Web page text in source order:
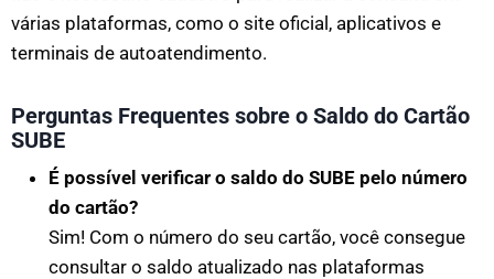
várias plataformas, como o site oficial, aplicativos e
terminais de autoatendimento.
Perguntas Frequentes sobre o Saldo do Cartão
SUBE
É possível verificar o saldo do SUBE pelo número
do cartão?
Sim! Com o número do seu cartão, você consegue
consultar o saldo atualizado nas plataformas